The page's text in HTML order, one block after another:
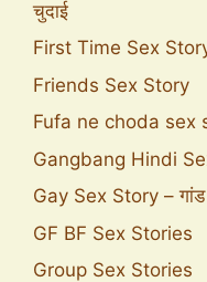
चुदाई
First Time Sex
Friends Sex Story
Fufa ne choda sex
Gangbang Hindi
Gay Sex Story – गांड
GF BF Sex Stories
Group Sex Stories